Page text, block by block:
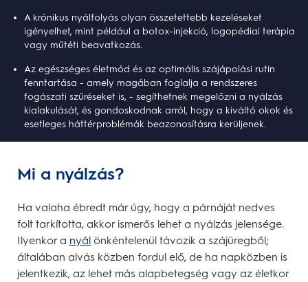
A krónikus nyálfolyás olyan összetettebb kezeléseket
igényelhet, mint például a botox-injekció, logopédiai terápia
vagy műtéti beavatkozás.
Az egészséges életmód és az optimális szájápolási rutin
fenntartása - amely magában foglalja a rendszeres
fogászati szűréseket is, - segíthetnek megelőzni a nyálzás
kialakulását, és gondoskodnak arról, hogy a kiváltó okok és
esetleges háttérproblémák beazonosításra kerüljenek.
Mi a nyálzás?
Ha valaha ébredt már úgy, hogy a párnáját nedves
folt tarkította, akkor ismerős lehet a nyálzás jelensége.
Ilyenkor a nyál önkéntelenül távozik a szájüregből;
általában alvás közben fordul elő, de ha napközben is
jelentkezik, az lehet más alapbetegség vagy az életkor